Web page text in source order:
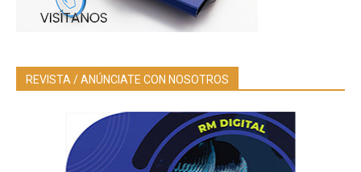
REVISTA / ANÚNCIATE CON NOSOTROS